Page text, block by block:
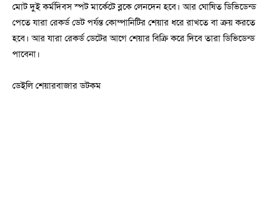
মোট দুই কর্মদিবস স্পট মার্কেটে ব্লকে লেনদেন হবে। আর ঘোষিত ডিভিডেন্ড
পেতে যারা রেকর্ড ডেট পর্যন্ত কোম্পানিটির শেয়ার ধরে রাখতে বা ক্রয় করতে
হবে। আর যারা রেকর্ড ডেটের আগে শেয়ার বিক্রি করে দিবে তারা ডিভিডেন্ড
পাবেনা।
ডেইলি শেয়ারবাজার ডটকম